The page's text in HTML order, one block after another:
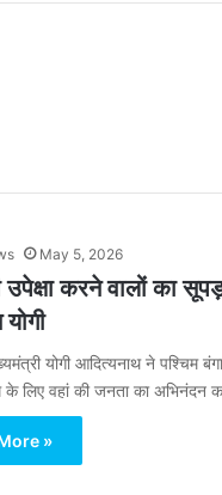
May 5, 2026
करने वालों का
योगी आदित्यनाथ ने पश्चिम
के लिए वहां की जनता का अभिनंदन
»